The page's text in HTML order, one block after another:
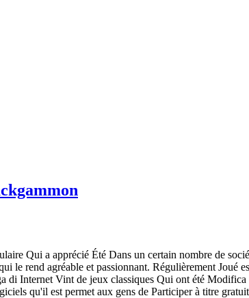
Qui a apprécié Été Dans un certain nombre de
le rend agréable et passionnant. Régulièrement
di Internet Vint de jeux classiques Qui ont été
qu'il est permet aux gens de Participer à titre